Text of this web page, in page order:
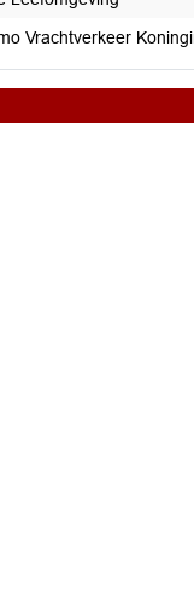
Vrachtverkeer